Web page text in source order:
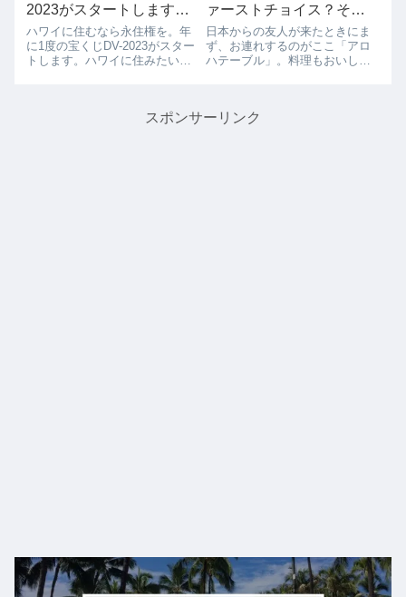
2023がスタートします。
ハワイに住みたい人は申
請をお忘れなく、
ハワイに住むなら永住権を。年
に1度の宝くじDV-2023がスター
トします。ハワイに住みたい人
トをみていただいている方で、
ァーストチョイス？それ
は納得です。ハッピーア
ワーもあるよ！！
日本からの友人が来たときにま
ず、お連れするのがここ「アロ
ハテーブル」。料理もおいしい
でも大人気で、ここハワイでも
スポンサーリンク